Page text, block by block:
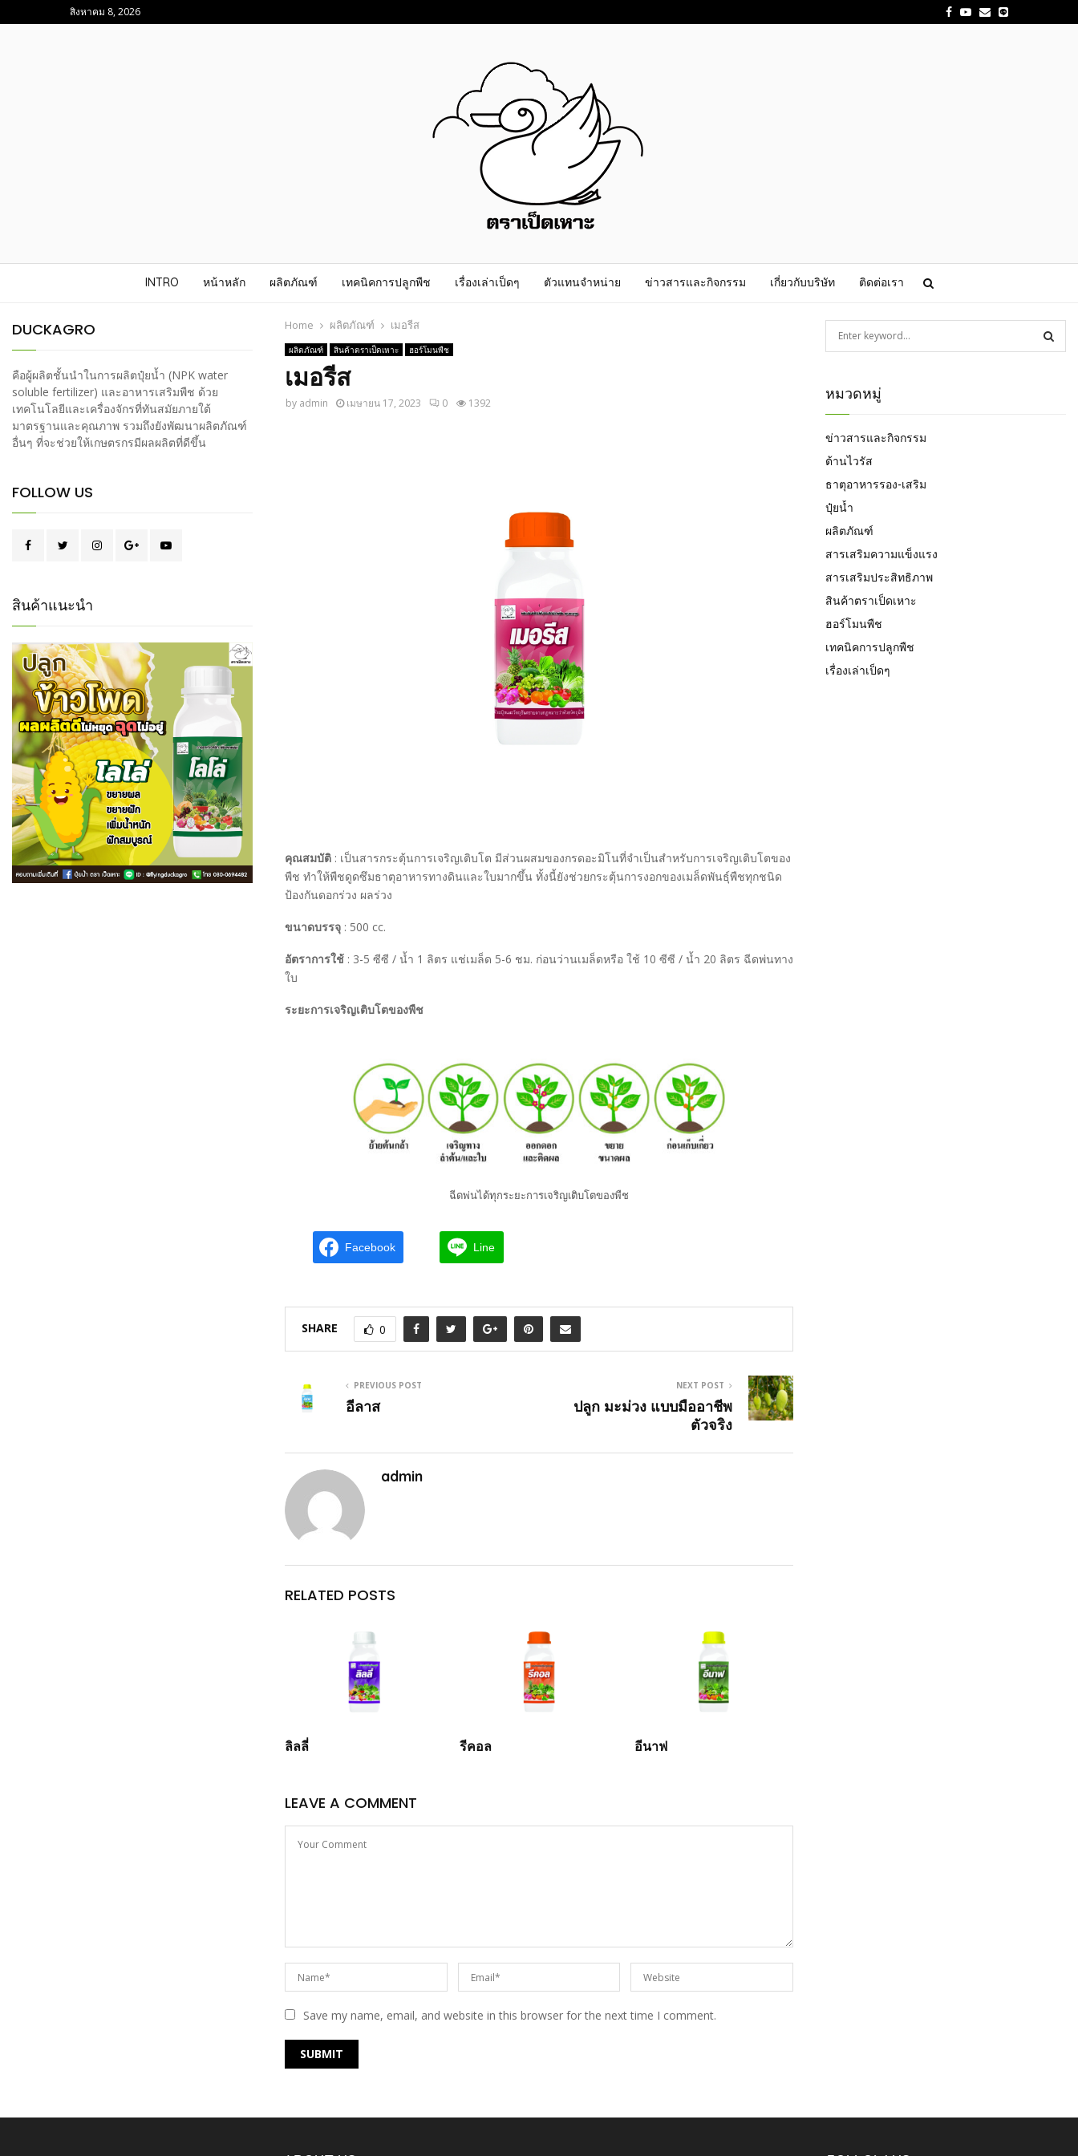
สิงหาคม 8, 2026 Facebook
Youtube
Email
INTRO หน้าหลัก ผลิตภัณฑ์ เทคนิคการปลูกพืช เรื่องเล่าเป็ดๆ ตัวแทนจำหน่าย ข่าวสารและกิจกรรม เกี่ยวกับบริษัท ติดต่อเรา
Home ผลิตภัณฑ์ เมอรีส
ผลิตภัณฑ์ สินค้าตราเป็ดเหาะ ฮอร์โมนพืช
เมอรีส
by admin เมษายน 17, 2023 0 1392
คุณสมบัติ : เป็นสารกระตุ้นการเจริญเติบโต มีส่วนผสมของกรดอะมิโนที่จำเป็นสำหรับการเจริญเติบโตของ
พืช ทำให้พืชดูดซึมธาตุอาหารทางดินและใบมากขึ้น ทั้งนี้ยังช่วยกระตุ้นการงอกของเมล็ดพันธุ์พืชทุกชนิด
ป้องกันดอกร่วง ผลร่วง
ขนาดบรรจุ : 500 cc.
อัตราการใช้ : 3-5 ซีซี / น้ำ 1 ลิตร แช่เมล็ด 5-6 ชม. ก่อนว่านเมล็ดหรือ ใช้ 10 ซีซี / น้ำ 20 ลิตร ฉีดพ่นทาง
ใบ
ระยะการเจริญเติบโตของพืช
ฉีดพ่นได้ทุกระยะการเจริญเติบโตของพืช
Facebook Line
SHARE 0
PREVIOUS POST
อีลาส
NEXT POST
ปลูก มะม่วง แบบมืออาชีพ
ตัวจริง
admin
RELATED POSTS
ลิลลี่ รีคอล อีนาฟ
LEAVE A COMMENT
Save my name, email, and website in this browser for the next time I comment.
DUCKAGRO
คือผู้ผลิตชั้นนำในการผลิตปุ๋ยน้ำ (NPK water
soluble fertilizer) และอาหารเสริมพืช ด้วย
เทคโนโลยีและเครื่องจักรที่ทันสมัยภายใต้
มาตรฐานและคุณภาพ รวมถึงยังพัฒนาผลิตภัณฑ์
อื่นๆ ที่จะช่วยให้เกษตรกรมีผลผลิตที่ดีขึ้น
FOLLOW US
สินค้าแนะนำ
c
h
o
r
:
หมวดหมู่
ข่าวสารและกิจกรรม
ต้านไวรัส
ธาตุอาหารรอง-เสริม
ปุ๋ยน้ำ
ผลิตภัณฑ์
สารเสริมความแข็งแรง
สารเสริมประสิทธิภาพ
สินค้าตราเป็ดเหาะ
ฮอร์โมนพืช
เทคนิคการปลูกพืช
เรื่องเล่าเป็ดๆ